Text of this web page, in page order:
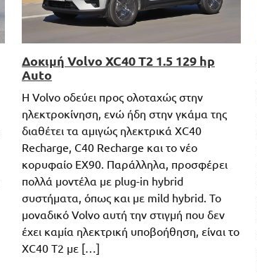
Δοκιμή Volvo XC40 T2 1.5 129 hp
Auto
H Volvo οδεύει προς ολοταχώς στην
ηλεκτροκίνηση, ενώ ήδη στην γκάμα της
διαθέτει τα αμιγώς ηλεκτρικά XC40
Recharge, C40 Recharge και το νέο
κορυφαίο EX90. Παράλληλα, προσφέρει
πολλά μοντέλα με plug-in hybrid
συστήματα, όπως και με mild hybrid. Το
μοναδικό Volvo αυτή την στιγμή που δεν
έχει καμία ηλεκτρική υποβοήθηση, είναι το
XC40 T2 με […]